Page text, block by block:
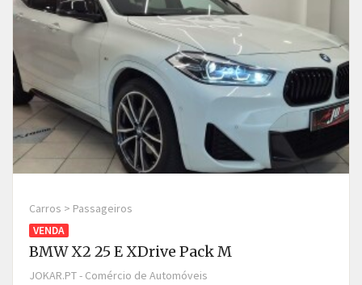
Carros > Passageiros
VENDA
BMW X2 25 E XDrive Pack M
JOKAR.PT - Comércio de Automóveis